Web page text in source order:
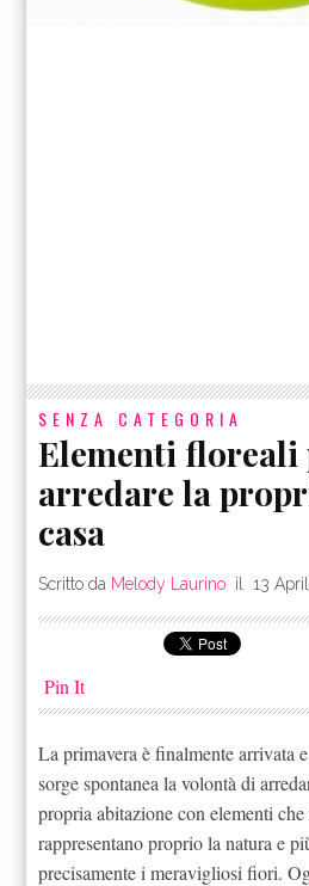
SENZA CATEGORIA
Elementi floreali
arredare la
casa
Scritto da Melody Laurino il13
Pin It
La primavera è finalmente arrivata
sorge spontanea la volontà di
propria abitazione con elementi
rappresentano proprio la natura e
precisamente i meravigliosi fiori.